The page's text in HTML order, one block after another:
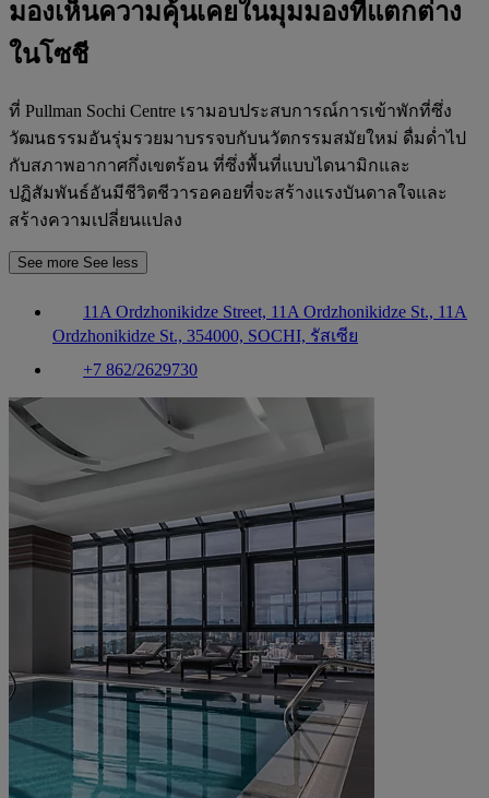
มองเห็นความคุ้นเคยในมุมมองที่แตกต่าง
ในโซชี
ที่ Pullman Sochi Centre เรามอบประสบการณ์การเข้าพักที่ซึ่ง
วัฒนธรรมอันรุ่มรวยมาบรรจบกับนวัตกรรมสมัยใหม่ ดื่มด่ำไป
กับสภาพอากาศกึ่งเขตร้อน ที่ซึ่งพื้นที่แบบไดนามิกและ
ปฏิสัมพันธ์อันมีชีวิตชีวารอคอยที่จะสร้างแรงบันดาลใจและ
สร้างความเปลี่ยนแปลง
See more See less
11A Ordzhonikidze Street, 11A Ordzhonikidze St., 11A
Ordzhonikidze St., 354000, SOCHI, รัสเซีย
+7 862/2629730